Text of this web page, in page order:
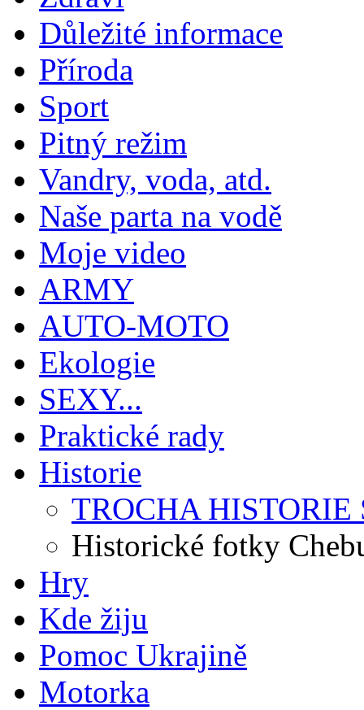
Důležité informace
Příroda
Sport
Pitný režim
Vandry, voda, atd.
Naše parta na vodě
Moje video
ARMY
AUTO-MOTO
Ekologie
SEXY...
Praktické rady
Historie
TROCHA HISTORIE
Historické fotky
Hry
Kde žiju
Pomoc Ukrajině
Motorka